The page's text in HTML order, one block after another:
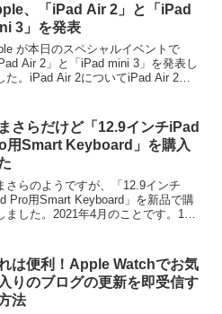
トス...、「iPad Air 2」と「iPad
3」を発表
が本日のスペシャルイベントで
Air 2」と「iPad mini 3」を発表し
た。iPad Air 2についてiPad Air 2は
さらだけど「12.9インチiPad
用Smart Keyboard」を購入
さらのようですが、「12.9インチ
Pro用Smart Keyboard」を新品で購
ました。2021年4月のことです。12.9
は便利！Apple Watchでお気
りのブログの更新を即受信す
法